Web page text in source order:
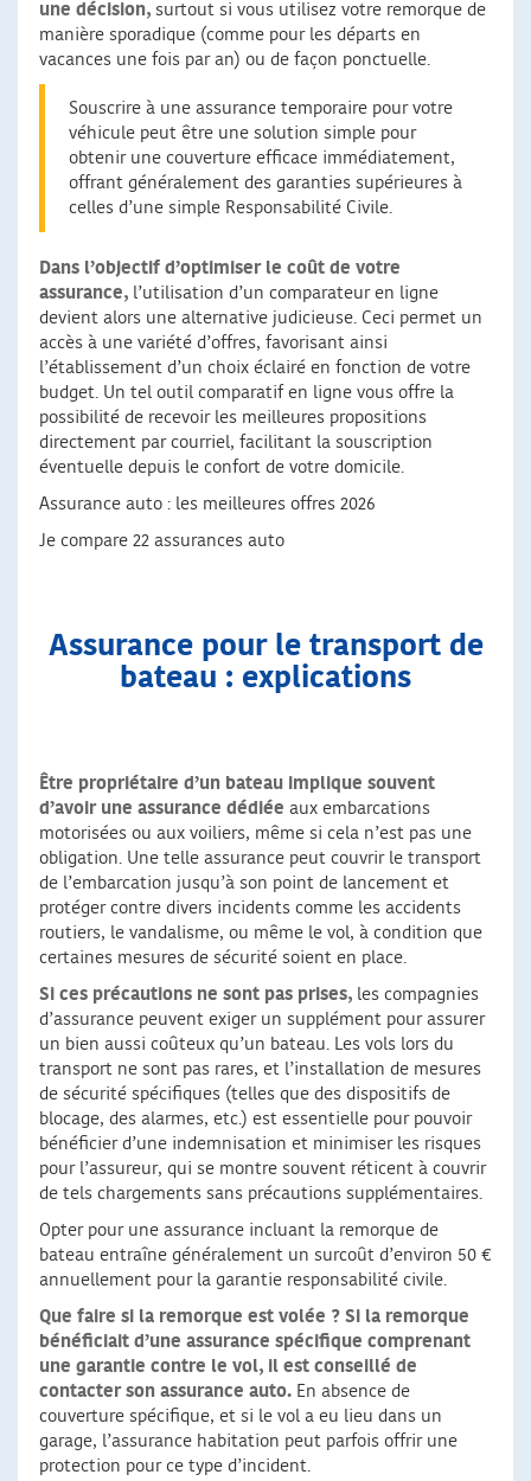
une décision, surtout si vous utilisez votre remorque de
manière sporadique (comme pour les départs en
vacances une fois par an) ou de façon ponctuelle.
Souscrire à une assurance temporaire pour votre
véhicule peut être une solution simple pour
obtenir une couverture efficace immédiatement,
offrant généralement des garanties supérieures à
celles d’une simple Responsabilité Civile.
Dans l’objectif d’optimiser le coût de votre
assurance, l’utilisation d’un comparateur en ligne
devient alors une alternative judicieuse. Ceci permet un
accès à une variété d’offres, favorisant ainsi
l’établissement d’un choix éclairé en fonction de votre
budget. Un tel outil comparatif en ligne vous offre la
possibilité de recevoir les meilleures propositions
directement par courriel, facilitant la souscription
éventuelle depuis le confort de votre domicile.
Assurance auto : les meilleures offres 2026
Je compare 22 assurances auto
Assurance pour le transport de
bateau : explications
Être propriétaire d’un bateau implique souvent
d’avoir une assurance dédiée aux embarcations
motorisées ou aux voiliers, même si cela n’est pas une
obligation. Une telle assurance peut couvrir le transport
de l’embarcation jusqu’à son point de lancement et
protéger contre divers incidents comme les accidents
routiers, le vandalisme, ou même le vol, à condition que
certaines mesures de sécurité soient en place.
Si ces précautions ne sont pas prises, les compagnies
d’assurance peuvent exiger un supplément pour assurer
un bien aussi coûteux qu’un bateau. Les vols lors du
transport ne sont pas rares, et l’installation de mesures
de sécurité spécifiques (telles que des dispositifs de
blocage, des alarmes, etc.) est essentielle pour pouvoir
bénéficier d’une indemnisation et minimiser les risques
pour l’assureur, qui se montre souvent réticent à couvrir
de tels chargements sans précautions supplémentaires.
Opter pour une assurance incluant la remorque de
bateau entraîne généralement un surcoût d’environ 50 €
annuellement pour la garantie responsabilité civile.
Que faire si la remorque est volée ? Si la remorque
bénéficiait d’une assurance spécifique comprenant
une garantie contre le vol, il est conseillé de
contacter son assurance auto. En absence de
couverture spécifique, et si le vol a eu lieu dans un
garage, l’assurance habitation peut parfois offrir une
protection pour ce type d’incident.